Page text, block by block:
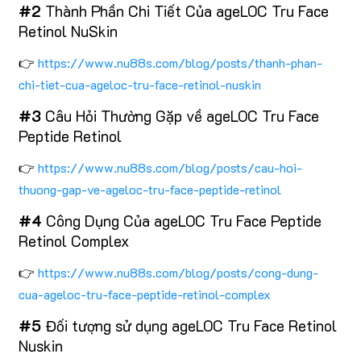
#2 Thành Phần Chi Tiết Của ageLOC Tru Face
Retinol NuSkin
👉 https://www.nu88s.com/blog/posts/thanh-phan-
chi-tiet-cua-ageloc-tru-face-retinol-nuskin
#3 Câu Hỏi Thường Gặp về ageLOC Tru Face
Peptide Retinol
👉 https://www.nu88s.com/blog/posts/cau-hoi-
thuong-gap-ve-ageloc-tru-face-peptide-retinol
#4 Công Dụng Của ageLOC Tru Face Peptide
Retinol Complex
👉 https://www.nu88s.com/blog/posts/cong-dung-
cua-ageloc-tru-face-peptide-retinol-complex
#5 Đối tượng sử dụng ageLOC Tru Face Retinol
Nuskin